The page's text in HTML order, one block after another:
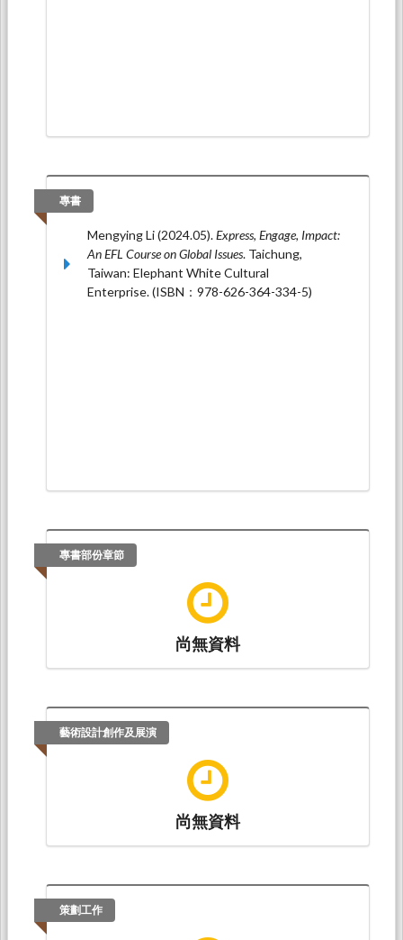
專書
Mengying Li (2024.05).Express, Engage, Impact:
An EFL Course on Global Issues. Taichung,
Taiwan: Elephant White Cultural
Enterprise. (ISBN：978-626-364-334-5)
專書部份章節
尚無資料
藝術設計創作及展演
尚無資料
策劃工作